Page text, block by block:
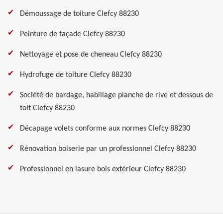
Démoussage de toiture Clefcy 88230
Peinture de façade Clefcy 88230
Nettoyage et pose de cheneau Clefcy 88230
Hydrofuge de toiture Clefcy 88230
Société de bardage, habillage planche de rive et dessous de
toit Clefcy 88230
Décapage volets conforme aux normes Clefcy 88230
Rénovation boiserie par un professionnel Clefcy 88230
Professionnel en lasure bois extérieur Clefcy 88230